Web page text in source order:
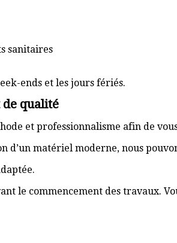
sanitaires
ends et les jours fériés.
qualité
et professionnalisme afin de
d’un matériel moderne, nous
le commencement des travaux.